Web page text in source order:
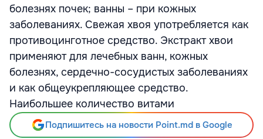
болезнях почек; ванны – при кожных
заболеваниях. Свежая хвоя употребляется как
противоцинготное средство. Экстракт хвои
применяют для лечебных ванн, кожных
болезнях, сердечно-сосудистых заболеваниях
и как общеукрепляющее средство.
Наибольшее количество витами
Подпишитесь на новости Point.md в Google